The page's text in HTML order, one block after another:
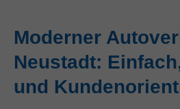
Moderner
Neustadt:
und